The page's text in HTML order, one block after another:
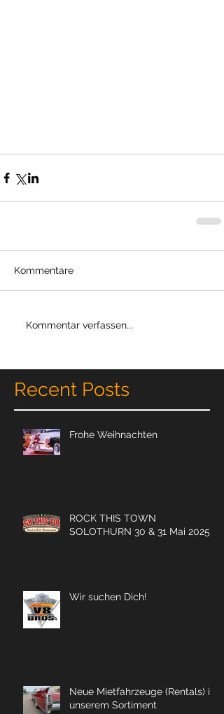
Kommentare
Kommentar verfassen...
Recent Posts
Frohe Weihnachten
ROCK THIS TOWN
SOLOTHURN 30 & 31 Mai 2025
Wir suchen Dich!
Neue Mietfahrzeuge (Rentals) in
unserem Sortiment